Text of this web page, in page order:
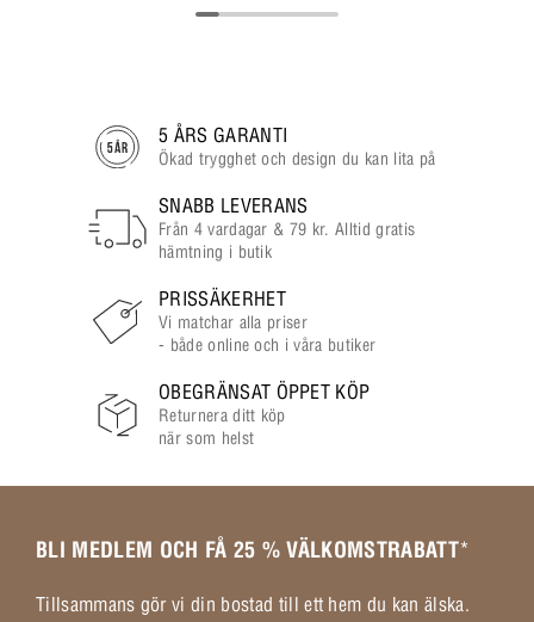
5 ÅRS GARANTI
Ökad trygghet och design du kan lita på
SNABB LEVERANS
Från 4 vardagar & 79 kr. Alltid gratis
hämtning i butik
PRISSÄKERHET
Vi matchar alla priser
- både online och i våra butiker
OBEGRÄNSAT ÖPPET KÖP
Returnera ditt köp
när som helst
BLI MEDLEM OCH FÅ 25 % VÄLKOMSTRABATT*
Tillsammans gör vi din bostad till ett hem du kan älska.